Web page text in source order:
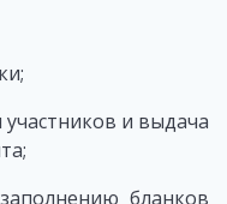
участников и выдача
бланков